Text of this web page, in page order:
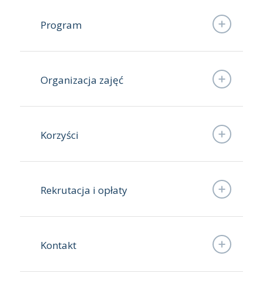
Program
Organizacja zajęć
Korzyści
Rekrutacja i opłaty
Kontakt